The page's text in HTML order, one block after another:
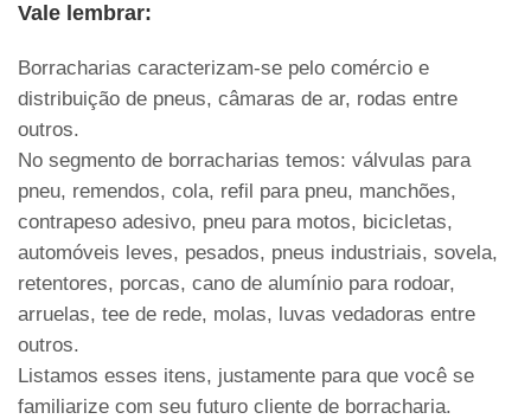
Vale lembrar:
Borracharias caracterizam-se pelo comércio e
distribuição de pneus, câmaras de ar, rodas entre
outros.
No segmento de borracharias temos: válvulas para
pneu, remendos, cola, refil para pneu, manchões,
contrapeso adesivo, pneu para motos, bicicletas,
automóveis leves, pesados, pneus industriais, sovela,
retentores, porcas, cano de alumínio para rodoar,
arruelas, tee de rede, molas, luvas vedadoras entre
outros.
Listamos esses itens, justamente para que você se
familiarize com seu futuro cliente de borracharia.